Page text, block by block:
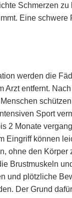
Schmerzen
Eine schwere
werden die
Arzt entfernt.
Sport
2 Monate
Eingriff können
ohne den Körper
Brustmuskeln
und plötzliche
Der Grund